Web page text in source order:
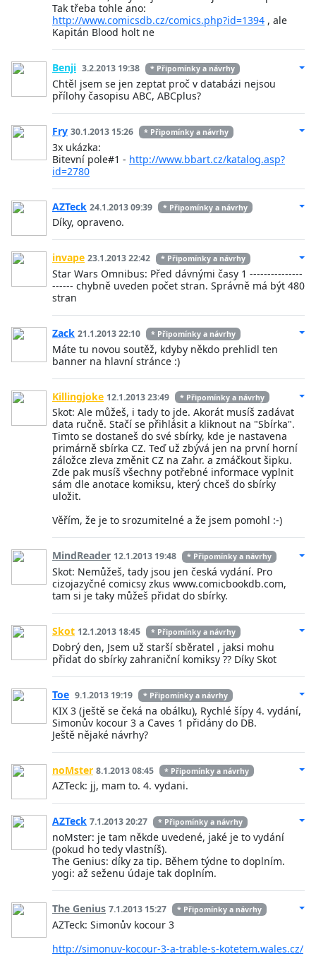
Tak třeba tohle ano:
http://www.comicsdb.cz/comics.php?id=1394 , ale
Kapitán Blood holt ne
Benji 3.2.2013 19:38 * Připomínky a návrhy
Chtěl jsem se jen zeptat proč v databázi nejsou
přílohy časopisu ABC, ABCplus?
Fry 30.1.2013 15:26 * Připomínky a návrhy
3x ukázka:
Bitevní pole#1 - http://www.bbart.cz/katalog.asp?
id=2780
AZTeck 24.1.2013 09:39 * Připomínky a návrhy
Díky, opraveno.
invape 23.1.2013 22:42 * Připomínky a návrhy
Star Wars Omnibus: Před dávnými časy 1 ---------------
------ chybně uveden počet stran. Správně má být 480
stran
Zack 21.1.2013 22:10 * Připomínky a návrhy
Máte tu novou soutěž, kdyby někdo prehlidl ten
banner na hlavní stránce :)
Killingjoke 12.1.2013 23:49 * Připomínky a návrhy
Skot: Ale můžeš, i tady to jde. Akorát musíš zadávat
data ručně. Stačí se přihlásit a kliknout na "Sbírka".
Timto se dostaneš do své sbírky, kde je nastavena
primárně sbírka CZ. Teď už zbývá jen na první horní
záložce zleva změnit CZ na Zahr. a zmáčkout šipku.
Zde pak musíš všechny potřebné informace vyplnit
sám dle anotace komiksu, který chceš do sbírky
uložit.
Věřím, že je to srozumitelné a že jsem pomohl :-)
MindReader 12.1.2013 19:48 * Připomínky a návrhy
Skot: Nemůžeš, tady jsou jen česká vydání. Pro
cizojazyčné comicsy zkus www.comicbookdb.com,
tam si je taky můžeš přidat do sbírky.
Skot 12.1.2013 18:45 * Připomínky a návrhy
Dobrý den, Jsem už starší sběratel , jaksi mohu
přidat do sbírky zahraniční komiksy ?? Díky Skot
Toe 9.1.2013 19:19 * Připomínky a návrhy
KIX 3 (ještě se čeká na obálku), Rychlé šípy 4. vydání,
Simonův kocour 3 a Caves 1 přidány do DB.
Ještě nějaké návrhy?
noMster 8.1.2013 08:45 * Připomínky a návrhy
AZTeck: jj, mam to. 4. vydani.
AZTeck 7.1.2013 20:27 * Připomínky a návrhy
noMster: je tam někde uvedené, jaké je to vydání
(pokud ho tedy vlastníš).
The Genius: díky za tip. Během týdne to doplním.
yogi: až seženu údaje tak doplním.
The Genius 7.1.2013 15:27 * Připomínky a návrhy
AZTeck: Simonův kocour 3
http://simonuv-kocour-3-a-trable-s-kotetem.wales.cz/